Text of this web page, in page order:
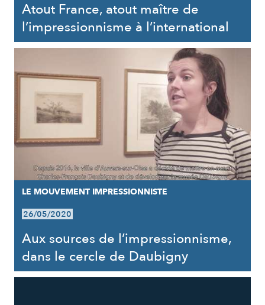
Atout France, atout maître de
l’impressionnisme à l’international
LE MOUVEMENT IMPRESSIONNISTE
26/05/2020
Aux sources de l’impressionnisme,
dans le cercle de Daubigny